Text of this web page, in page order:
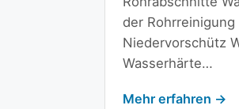
der Rohrreinigung
Niedervorschütz
Wasserhärte…
Mehr erfahren →